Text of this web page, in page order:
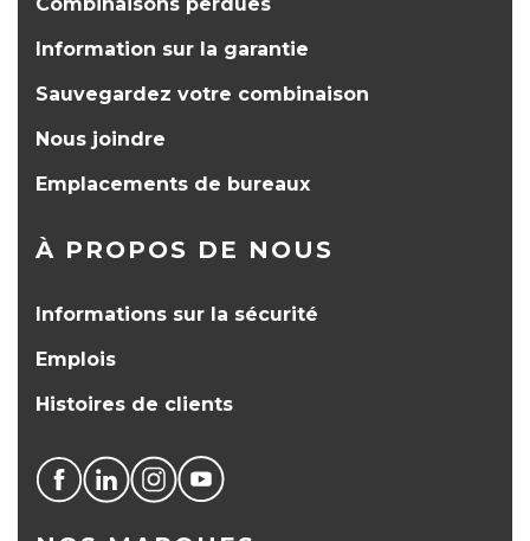
Information sur la garantie
Sauvegardez votre combinaison
Nous joindre
Emplacements de bureaux
À PROPOS DE NOUS
Informations sur la sécurité
Emplois
Histoires de clients